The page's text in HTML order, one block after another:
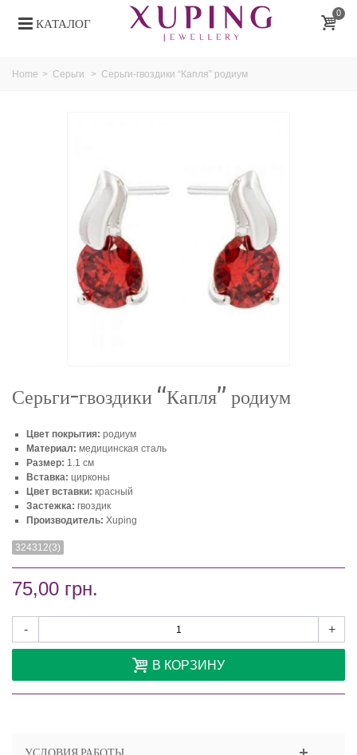
КАТАЛОГ
0
Home > Серьги > Серьги-гвоздики “Капля” родиум
Серьги-гвоздики “Капля” родиум
Цвет покрытия: родиум
Материал: медицинская сталь
Размер: 1.1 см
Вставка: цирконы
Цвет вставки: красный
Застежка: гвоздик
Производитель: Xuping
324312(3)
75,00 грн.
- +
В КОРЗИНУ